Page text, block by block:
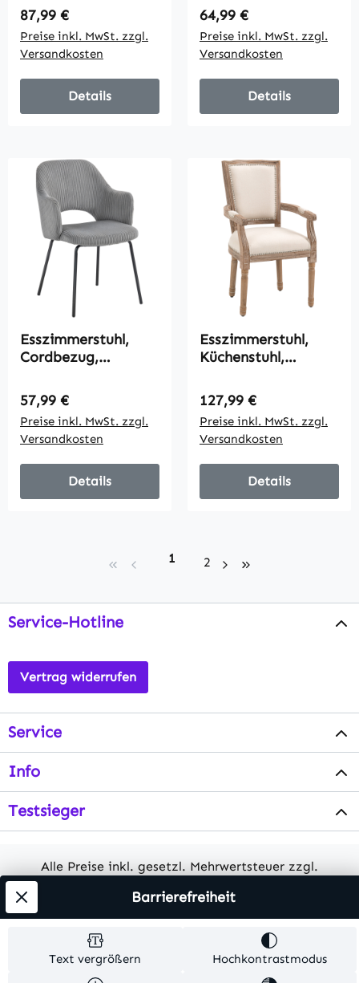
cm x 41,5 cm x 46
cm, Schwarz
Regulärer Preis:
87,99 €
Preise inkl. MwSt. zzgl.
Versandkosten
Details
Metallbeine,
Fußpolster, Beige
Regulärer Preis:
64,99 €
Preise inkl. MwSt. zzgl.
Versandkosten
Details
Esszimmerstuhl,
Cordbezug,
Metallbeine,
Fußpolster, Grau
Regulärer Preis:
57,99 €
Preise inkl. MwSt. zzgl.
Versandkosten
Details
Esszimmerstuhl,
Küchenstuhl,
französischer
Landhausstil,
Kautschukholz,
Cremeweiß, 54,5 x
59 x 96cm
Regulärer Preis:
127,99 €
Preise inkl. MwSt. zzgl.
Versandkosten
Details
Seite
1 Seite
2
Service-Hotline
Vertrag widerrufen
Service
Info
Testsieger
Alle Preise inkl. gesetzl. Mehrwertsteuer zzgl.
Herstellerangaben und ohne Gewähr.
© 2026 MKV24 – Alle Rechte vorbehalten. Theme by
Text vergrößern Hochkontrastmodus
Barrierefreiheit